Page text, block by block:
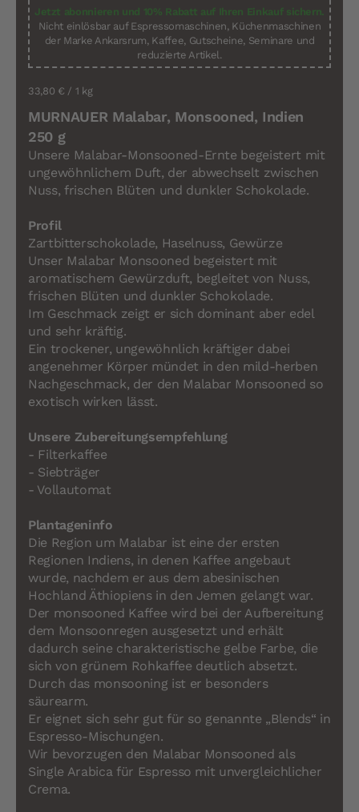
Jetzt abonnieren und 10% Rabatt auf Ihren Einkauf sichern.
Nicht einlösbar auf Espressomaschinen, Küchenmaschinen
der Marke Ankarsrum, Kaffee, Gutscheine, Seminare und
reduzierte Artikel.
33,80 € / 1 kg
MURNAUER Malabar, Monsooned, Indien
250 g
Unsere Malabar-Monsooned-Ernte begeistert mit
ungewöhnlichem Duft, der abwechselt zwischen
Nuss, frischen Blüten und dunkler Schokolade.
Profil
Zartbitterschokolade, Haselnuss, Gewürze
Unser Malabar Monsooned begeistert mit
aromatischem Gewürzduft, begleitet von Nuss,
frischen Blüten und dunkler Schokolade.
Im Geschmack zeigt er sich dominant aber edel
und sehr kräftig.
Ein trockener, ungewöhnlich kräftiger dabei
angenehmer Körper mündet in den mild-herben
Nachgeschmack, der den Malabar Monsooned so
exotisch wirken lässt.
Unsere Zubereitungsempfehlung
- Filterkaffee
- Siebträger
- Vollautomat
Plantageninfo
Die Region um Malabar ist eine der ersten
Regionen Indiens, in denen Kaffee angebaut
wurde, nachdem er aus dem abesinischen
Hochland Äthiopiens in den Jemen gelangt war.
Der monsooned Kaffee wird bei der Aufbereitung
dem Monsoonregen ausgesetzt und erhält
dadurch seine charakteristische gelbe Farbe, die
sich von grünem Rohkaffee deutlich absetzt.
Durch das monsooning ist er besonders
säurearm.
Er eignet sich sehr gut für so genannte „Blends“ in
Espresso-Mischungen.
Wir bevorzugen den Malabar Monsooned als
Single Arabica für Espresso mit unvergleichlicher
Crema.